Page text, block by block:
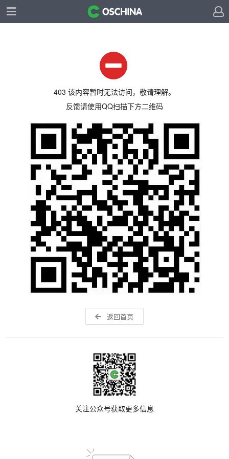
403 该内容暂时无法访问，敬请理解。
反馈请使用QQ扫描下方二维码
返回首页
关注公众号获取更多信息